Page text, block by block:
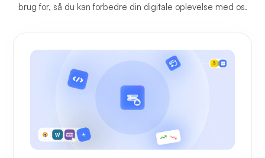
brug for, så du kan forbedre din digitale oplevelse med os.